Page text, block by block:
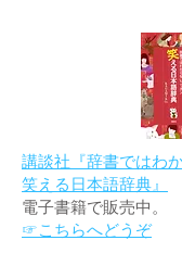
講談社『辞書ではわ
笑える日本語辞典』
電子書籍で販売中。
☞こちらへどうぞ